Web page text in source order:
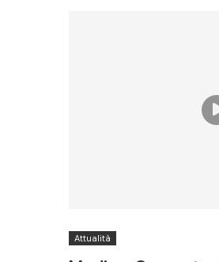
Attualità